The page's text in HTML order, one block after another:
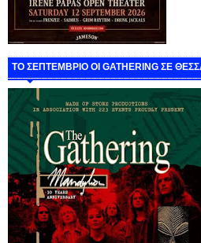
ΤΟ ΣΕΠΤΕΜΒΡΙΟ ΟΙ GATHERING ΣΕ